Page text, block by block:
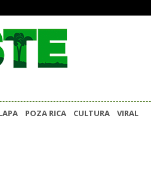
POZA RICA CULTURA VIRAL